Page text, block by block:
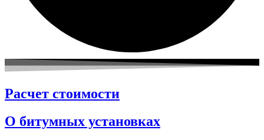
Расчет стоимости
О битумных установках